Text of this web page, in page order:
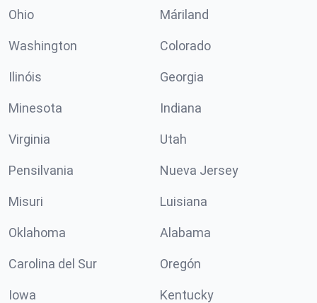
Ohio Máriland
Washington Colorado
Ilinóis Georgia
Minesota Indiana
Virginia Utah
Pensilvania Nueva Jersey
Misuri Luisiana
Oklahoma Alabama
Carolina del Sur Oregón
Iowa Kentucky